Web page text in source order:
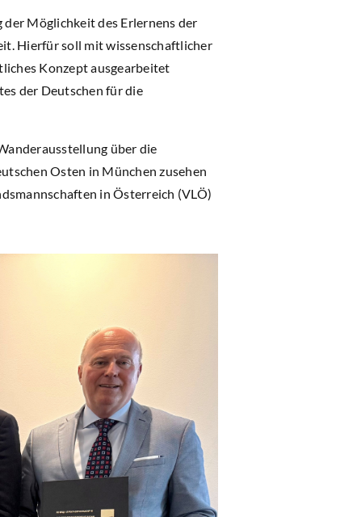
Möglichkeit des Erlernens der
Hierfür soll mit wissenschaftlicher
Konzept ausgearbeitet
der Deutschen für die
über die
Osten in München zusehen
in Österreich (VLÖ)